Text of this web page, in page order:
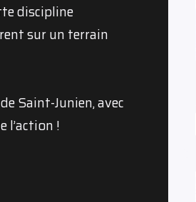
discipline
sur un terrain
Saint-Junien, avec
l’action !